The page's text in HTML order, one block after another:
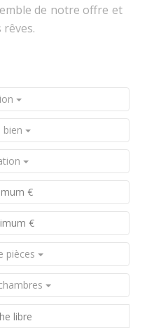
de notre offre et
bien
pièces